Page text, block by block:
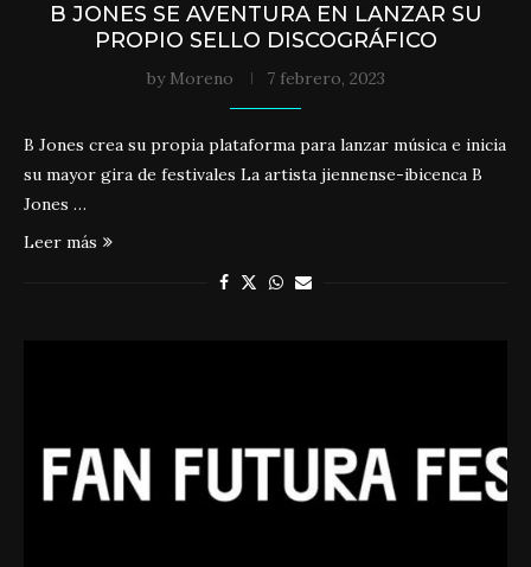
B JONES SE AVENTURA EN LANZAR SU
PROPIO SELLO DISCOGRÁFICO
by Moreno 7 febrero, 2023
B Jones crea su propia plataforma para lanzar música e inicia
su mayor gira de festivales La artista jiennense-ibicenca B
Jones …
Leer más